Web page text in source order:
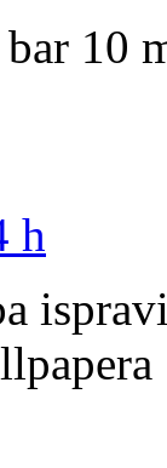
10
h